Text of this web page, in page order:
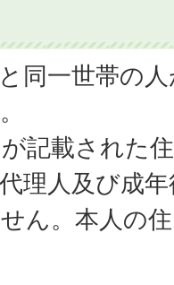
同一世帯の
記載された
理人及び成
ん。本人の